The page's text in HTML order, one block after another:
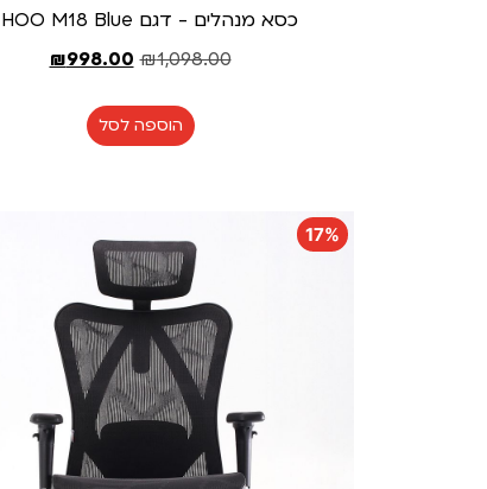
כסא מנהלים - דגם SIHOO M18 Blue
₪1,098.00
₪998.00
הוספה לסל
17%